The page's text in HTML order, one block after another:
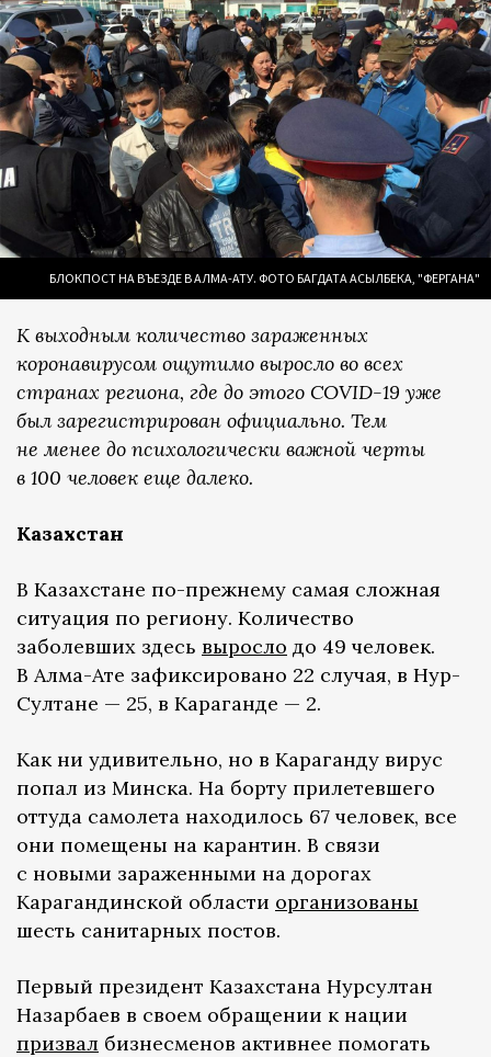
БЛОКПОСТ НА ВЪЕЗДЕ В АЛМА-АТУ. ФОТО БАГДАТА АСЫЛБЕКА, "ФЕРГАНА"
К выходным количество зараженных
коронавирусом ощутимо выросло во всех
странах региона, где до этого COVID-19 уже
был зарегистрирован официально. Тем
не менее до психологически важной черты
в 100 человек еще далеко.
Казахстан
В Казахстане по-прежнему самая сложная
ситуация по региону. Количество
заболевших здесь выросло до 49 человек.
В Алма-Ате зафиксировано 22 случая, в Нур-
Султане — 25, в Караганде — 2.
Как ни удивительно, но в Караганду вирус
попал из Минска. На борту прилетевшего
оттуда самолета находилось 67 человек, все
они помещены на карантин. В связи
с новыми зараженными на дорогах
Карагандинской области организованы
шесть санитарных постов.
Первый президент Казахстана Нурсултан
Назарбаев в своем обращении к нации
призвал бизнесменов активнее помогать